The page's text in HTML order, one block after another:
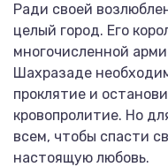
Ради своей
целый город. Его
многочисленной
Шахразаде
проклятие и
кровопролитие. Но
всем, чтобы спасти
настоящую любовь.